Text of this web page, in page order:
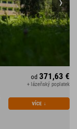
od 371,63 €
+ lázeňský poplatek
VÍCE ↓